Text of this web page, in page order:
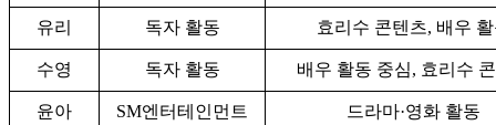
유리 독자 활동 효리수 콘텐츠, 배우
수영 독자 활동 배우 활동 중심, 효리수
윤아 SM엔터테인먼트 드라마·영화 활동